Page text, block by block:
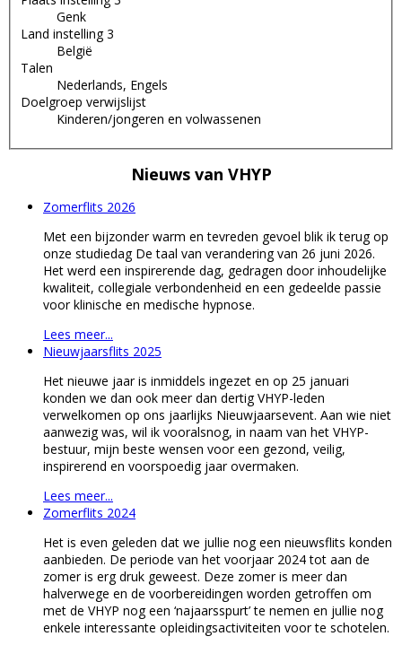
Genk
Land instelling 3
België
Talen
Nederlands, Engels
Doelgroep verwijslijst
Kinderen/jongeren en volwassenen
Nieuws van VHYP
Zomerflits 2026
Met een bijzonder warm en tevreden gevoel blik ik terug op
onze studiedag De taal van verandering van 26 juni 2026.
Het werd een inspirerende dag, gedragen door inhoudelijke
kwaliteit, collegiale verbondenheid en een gedeelde passie
voor klinische en medische hypnose.
Lees meer...
Nieuwjaarsflits 2025
Het nieuwe jaar is inmiddels ingezet en op 25 januari
konden we dan ook meer dan dertig VHYP-leden
verwelkomen op ons jaarlijks Nieuwjaarsevent. Aan wie niet
aanwezig was, wil ik vooralsnog, in naam van het VHYP-
bestuur, mijn beste wensen voor een gezond, veilig,
inspirerend en voorspoedig jaar overmaken.
Lees meer...
Zomerflits 2024
Het is even geleden dat we jullie nog een nieuwsflits konden
aanbieden. De periode van het voorjaar 2024 tot aan de
zomer is erg druk geweest. Deze zomer is meer dan
halverwege en de voorbereidingen worden getroffen om
met de VHYP nog een ‘najaarsspurt’ te nemen en jullie nog
enkele interessante opleidingsactiviteiten voor te schotelen.